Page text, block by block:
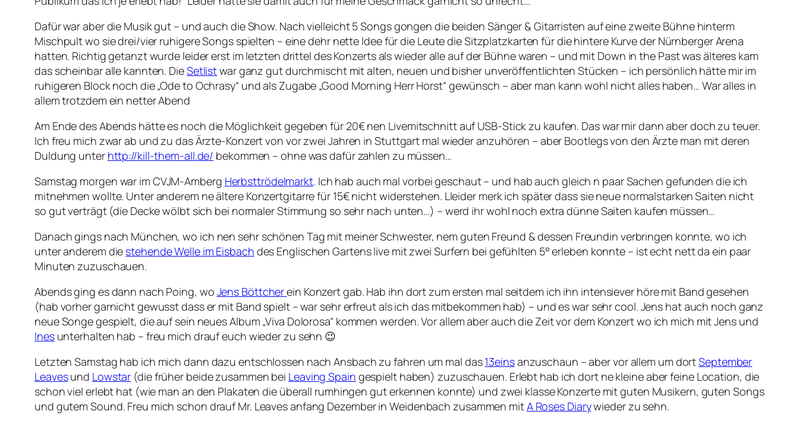
Dafür war aber die Musik gut – und auch die Show. Nach vielleicht 5 Songs gongen die beiden Sänger & Gitarristen auf eine zweite Bühne hinterm
Mischpult wo sie drei/vier ruhigere Songs spielten – eine dehr nette Idee für die Leute die Sitzplatzkarten für die hintere Kurve der Nürnberger Arena
hatten. Richtig getanzt wurde leider erst im letzten drittel des Konzerts als wieder alle auf der Bühne waren – und mit Down in the Past was älteres kam
das scheinbar alle kannten. DieSetlistwar ganz gut durchmischt mit alten, neuen und bisher unveröffentlichten Stücken – ich persönlich hätte mir im
ruhigeren Block noch die „Ode to Ochrasy“ und als Zugabe „Good Morning Herr Horst“ gewünsch – aber man kann wohl nicht alles haben… War alles in
allem trotzdem ein netter Abend
Am Ende des Abends hätte es noch die Möglichkeit gegeben für 20€ nen Livemitschnitt auf USB-Stick zu kaufen. Das war mir dann aber doch zu teuer.
Ich freu mich zwar ab und zu das Ärzte-Konzert von vor zwei Jahren in Stuttgart mal wieder anzuhören – aber Bootlegs von den Ärzte man mit deren
Duldung unter http://kill-them-all.de/ bekommen – ohne was dafür zahlen zu müssen…
Samstag morgen war im CVJM-Amberg Herbsttrödelmarkt. Ich hab auch mal vorbei geschaut – und hab auch gleich n paar Sachen gefunden die ich
mitnehmen wollte. Unter anderem ne ältere Konzertgitarre für 15€ nicht widerstehen. Lleider merk ich später dass sie neue normalstarken Saiten nicht
so gut verträgt (die Decke wölbt sich bei normaler Stimmung so sehr nach unten…) – werd ihr wohl noch extra dünne Saiten kaufen müssen…
Danach gings nach München, wo ich nen sehr schönen Tag mit meiner Schwester, nem guten Freund & dessen Freundin verbringen konnte, wo ich
unter anderem die stehende Welle im Eisbach des Englischen Gartens live mit zwei Surfern bei gefühlten 5° erleben konnte – ist echt nett da ein paar
Minuten zuzuschauen.
Abends ging es dann nach Poing, wo Jens Böttcherein Konzert gab. Hab ihn dort zum ersten mal seitdem ich ihn intensiever höre mit Band gesehen
(hab vorher garnicht gewusst dass er mit Band spielt – war sehr erfreut als ich das mitbekommen hab) – und es war sehr cool. Jens hat auch noch ganz
neue Songe gespielt, die auf sein neues Album „Viva Dolorosa“ kommen werden. Vor allem aber auch die Zeit vor dem Konzert wo ich mich mit Jens und
Inesunterhalten hab – freu mich drauf euch wieder zu sehn 😉
Letzten Samstag hab ich mich dann dazu entschlossen nach Ansbach zu fahren um mal das13einsanzuschaun – aber vor allem um dortSeptember
Leavesund Lowstar (die früher beide zusammen bei Leaving Spain gespielt haben) zuzuschauen. Erlebt hab ich dort ne kleine aber feine Location, die
schon viel erlebt hat (wie man an den Plakaten die überall rumhingen gut erkennen konnte) und zwei klasse Konzerte mit guten Musikern, guten Songs
und gutem Sound. Freu mich schon drauf Mr. Leaves anfang Dezember in Weidenbach zusammen mitA Roses Diarywieder zu sehn.